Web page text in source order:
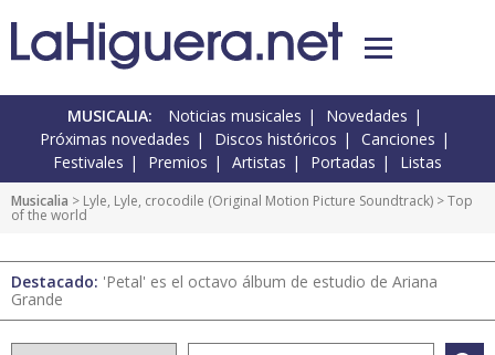
MUSICALIA: Noticias musicales
Novedades
Próximas novedades
Discos históricos
Canciones
Festivales
Premios Artistas Portadas Listas
Musicalia > Lyle, Lyle, crocodile (Original Motion Picture Soundtrack) > Top
of the world
Destacado: 'Petal' es el octavo álbum de estudio de Ariana
Grande